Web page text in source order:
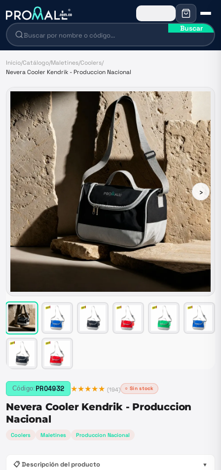
Buscar
Inicio/Catálogo/Maletines/Coolers/
Nevera Cooler Kendrik - Produccion Nacional
›
Código: PRO4932 ★★★★★ (194) ○ Sin stock
Nevera Cooler Kendrik - Produccion
Nacional
Coolers Maletines Produccion Nacional
📋 Descripción del producto ▼